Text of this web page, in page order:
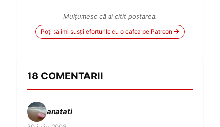
Mulțumesc că ai citit postarea.
Poți să îmi susții eforturile cu o cafea pe Patreon
18 COMENTARII
anatati